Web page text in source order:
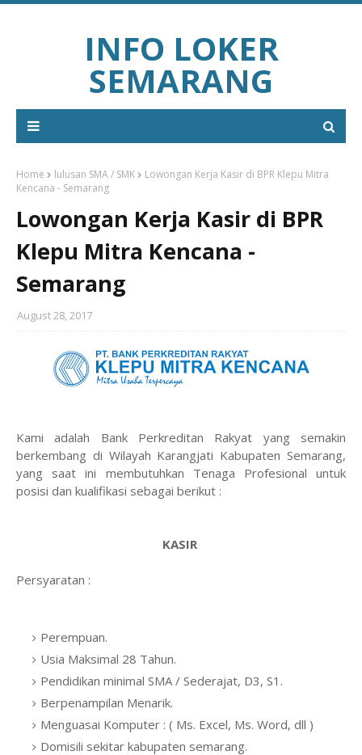
INFO LOKER
SEMARANG
Home lulusan SMA / SMK
Lowongan Kerja Kasir di BPR Klepu Mitra
Kencana - Semarang
Lowongan Kerja Kasir di BPR
Klepu Mitra Kencana -
Semarang
August 28, 2017
Kami adalah Bank Perkreditan Rakyat yang semakin
berkembang di Wilayah Karangjati Kabupaten Semarang,
yang saat ini membutuhkan Tenaga Profesional untuk
posisi dan kualifikasi sebagai berikut :
KASIR
Persyaratan :
Perempuan.
Usia Maksimal 28 Tahun.
Pendidikan minimal SMA / Sederajat, D3, S1.
Berpenampilan Menarik.
Menguasai Komputer : ( Ms. Excel, Ms. Word, dll )
Domisili sekitar kabupaten semarang.